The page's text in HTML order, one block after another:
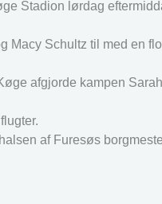
Stadion lørdag
Macy Schultz til med en
afgjorde kampen
af Furesøs